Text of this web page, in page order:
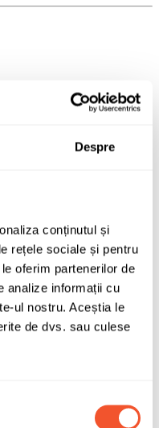
Despre
conținutul și
rețele sociale și pentru
oferim partenerilor de
analize informații cu
ul nostru. Aceștia le
de dvs. sau culese
a datelor cu caracter